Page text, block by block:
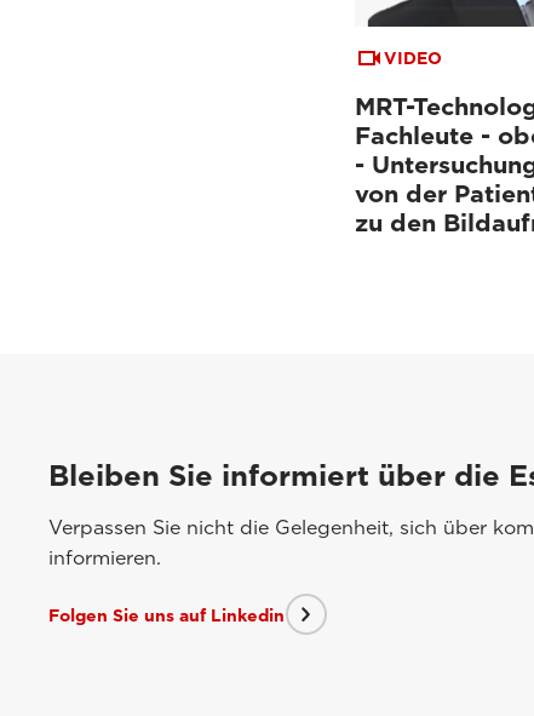
VIDEO
MRT-
Fachleute -
-
von der
zu den
Bleiben Sie informiert über die
Verpassen Sie nicht die Gelegenheit, sich über
informieren.
Folgen Sie uns auf Linkedin